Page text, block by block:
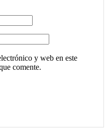
y web en este
comente.